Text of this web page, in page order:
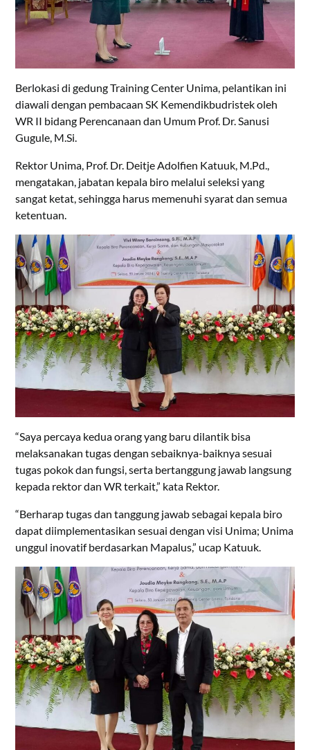
Berlokasi di gedung Training Center Unima, pelantikan ini
diawali dengan pembacaan SK Kemendikbudristek oleh
WR II bidang Perencanaan dan Umum Prof. Dr. Sanusi
Gugule, M.Si.
Rektor Unima, Prof. Dr. Deitje Adolfien Katuuk, M.Pd.,
mengatakan, jabatan kepala biro melalui seleksi yang
sangat ketat, sehingga harus memenuhi syarat dan semua
ketentuan.
“Saya percaya kedua orang yang baru dilantik bisa
melaksanakan tugas dengan sebaiknya-baiknya sesuai
tugas pokok dan fungsi, serta bertanggung jawab langsung
kepada rektor dan WR terkait,” kata Rektor.
“Berharap tugas dan tanggung jawab sebagai kepala biro
dapat diimplementasikan sesuai dengan visi Unima; Unima
unggul inovatif berdasarkan Mapalus,” ucap Katuuk.